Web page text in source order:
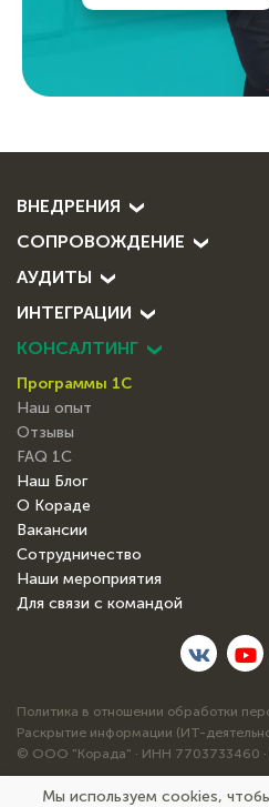
ВНЕДРЕНИЯ
СОПРОВОЖДЕНИЕ
КОНСАЛТИНГ
АУДИТЫ
ИНТЕГРАЦИИ
Программы 1С
Наш опыт
Отзывы
FAQ 1С
Наш Блог
О Кораде
Вакансии
Сотрудничество
Наши мероприятия
Для связи с командой
Политика в отношении обработки
Раскрытие информации (ИТ-
© ООО "Корада" · ИНН 7703733460
Мы используем cookies,